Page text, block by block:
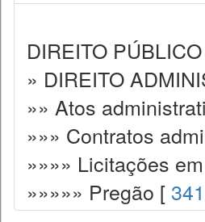
DIREITO
» DIREITO
»» Atos
»»» Contratos
»»»» Licitações
»»»»» Pregão [